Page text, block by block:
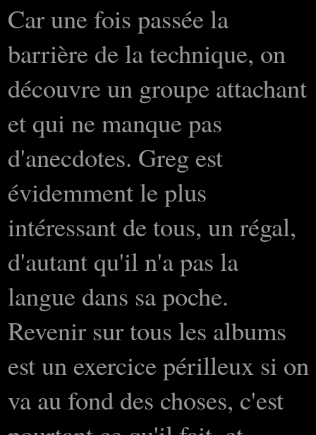
Car une fois passée la
barrière de la technique, on
découvre un groupe attachant
et qui ne manque pas
d'anecdotes. Greg est
évidemment le plus
intéressant de tous, un régal,
d'autant qu'il n'a pas la
langue dans sa poche.
Revenir sur tous les albums
est un exercice périlleux si on
va au fond des choses, c'est